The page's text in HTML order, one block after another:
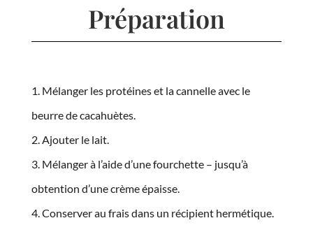
Préparation
Mélanger les protéines et la cannelle avec le
beurre de cacahuètes.
Ajouter le lait.
Mélanger à l’aide d’une fourchette – jusqu’à
obtention d’une crème épaisse.
Conserver au frais dans un récipient hermétique.